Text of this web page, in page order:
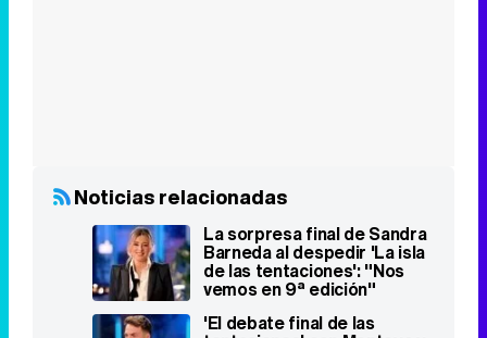
tentaciones' con Montoya y
Anita reforzará el estreno
de 'La Favorita 1922'
Mediaset rechazó hace 13
años la versión de 'La isla de
las tentaciones' que grabó
La Fábrica de la Tele